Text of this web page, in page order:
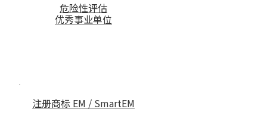
危险性评估
优秀事业单位
注册商标 EM / SmartEM